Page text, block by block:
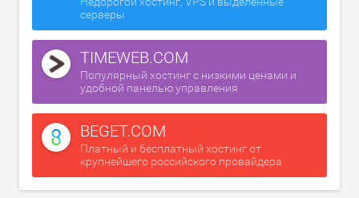
серверы
TIMEWEB.COM
Популярный хостинг с низкими ценами и
удобной панелью управления
BEGET.COM
Платный и бесплатный хостинг от
крупнейшего российского провайдера